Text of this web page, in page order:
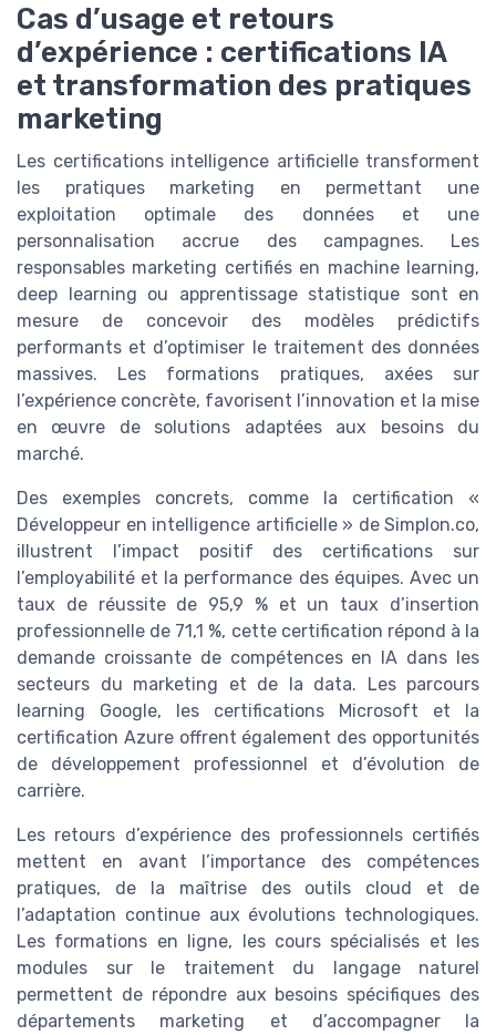
Cas d’usage et retours
d’expérience : certifications IA
et transformation des pratiques
marketing
Les certifications intelligence artificielle transforment
les pratiques marketing en permettant une
exploitation optimale des données et une
personnalisation accrue des campagnes. Les
responsables marketing certifiés en machine learning,
deep learning ou apprentissage statistique sont en
mesure de concevoir des modèles prédictifs
performants et d’optimiser le traitement des données
massives. Les formations pratiques, axées sur
l’expérience concrète, favorisent l’innovation et la mise
en œuvre de solutions adaptées aux besoins du
marché.
Des exemples concrets, comme la certification «
Développeur en intelligence artificielle » de Simplon.co,
illustrent l’impact positif des certifications sur
l’employabilité et la performance des équipes. Avec un
taux de réussite de 95,9 % et un taux d’insertion
professionnelle de 71,1 %, cette certification répond à la
demande croissante de compétences en IA dans les
secteurs du marketing et de la data. Les parcours
learning Google, les certifications Microsoft et la
certification Azure offrent également des opportunités
de développement professionnel et d’évolution de
carrière.
Les retours d’expérience des professionnels certifiés
mettent en avant l’importance des compétences
pratiques, de la maîtrise des outils cloud et de
l’adaptation continue aux évolutions technologiques.
Les formations en ligne, les cours spécialisés et les
modules sur le traitement du langage naturel
permettent de répondre aux besoins spécifiques des
départements marketing et d’accompagner la